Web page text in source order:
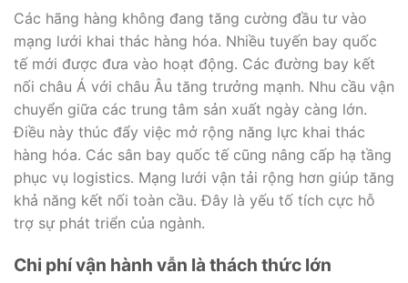
Các hãng hàng không đang tăng cường đầu tư vào
mạng lưới khai thác hàng hóa. Nhiều tuyến bay quốc
tế mới được đưa vào hoạt động. Các đường bay kết
nối châu Á với châu Âu tăng trưởng mạnh. Nhu cầu vận
chuyển giữa các trung tâm sản xuất ngày càng lớn.
Điều này thúc đẩy việc mở rộng năng lực khai thác
hàng hóa. Các sân bay quốc tế cũng nâng cấp hạ tầng
phục vụ logistics. Mạng lưới vận tải rộng hơn giúp tăng
khả năng kết nối toàn cầu. Đây là yếu tố tích cực hỗ
trợ sự phát triển của ngành.
Chi phí vận hành vẫn là thách thức lớn